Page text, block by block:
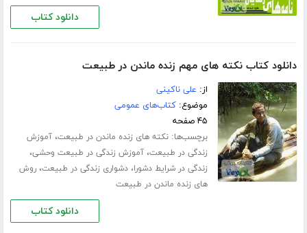
دانلود کتاب
دانلود کتاب نکته های مهم زنده ماندن در طبیعت
از: علی ناکینی
موضوع:کتاب‌های عمومی
۴۵ صفحه
برچسب‌ها:نکته های زنده ماندن در طبیعت،آموزش
زندگی در طبیعت،آموزش زندگی در طبیعت وحشی،
زندگی در شرایط دشورا،دشواری زندگی در طبیعت،روش
های زنده ماندن در طبیعت
دانلود کتاب